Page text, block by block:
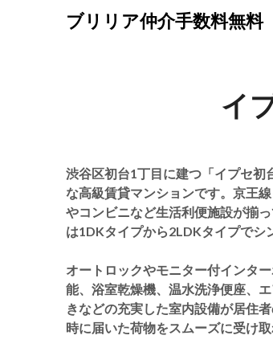
ブリリア仲介手数料無料
イ
渋谷区初台1丁目に建つ「イプセ
な高級賃貸マンションです。京王
やコンビニなど生活利便施設が揃
は1DKタイプから2LDKタイプでシ
オートロックやモニター付インタ
能、浴室乾燥機、温水洗浄便座、
きなどの充実した室内設備が居住
時に届いた荷物をスムーズに受け取